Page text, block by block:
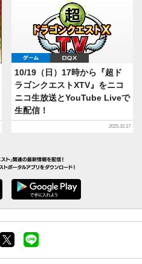
ゲーム
10/19（日）17時から『超ド
ラゴンクエストXTV』をニコ
ニコ生放送とYouTube Liveで
生配信！
2025.10.17